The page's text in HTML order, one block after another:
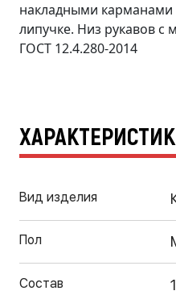
накладными карманами
липучке. Низ рукавов с
ГОСТ 12.4.280-2014
Вид изделия
Пол
Состав